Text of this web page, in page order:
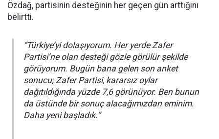
Özdağ, partisinin desteğinin her geçen gün arttığını
belirtti.
“Türkiye’yi dolaşıyorum. Her yerde Zafer
Partisi’ne olan desteği gözle görülür şekilde
görüyorum. Bugün bana gelen son anket
sonucu; Zafer Partisi, kararsız oylar
dağıtıldığında yüzde 7,6 görünüyor. Ben bunun
da üstünde bir sonuç alacağımızdan eminim.
Daha yeni başladık.”